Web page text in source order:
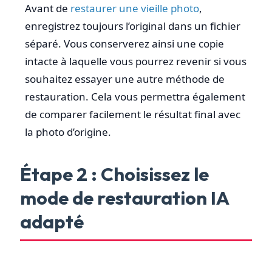
Avant de restaurer une vieille photo,
enregistrez toujours l’original dans un fichier
séparé. Vous conserverez ainsi une copie
intacte à laquelle vous pourrez revenir si vous
souhaitez essayer une autre méthode de
restauration. Cela vous permettra également
de comparer facilement le résultat final avec
la photo d’origine.
Étape 2 : Choisissez le
mode de restauration IA
adapté